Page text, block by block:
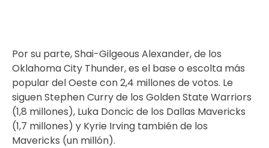
Por su parte, Shai-Gilgeous Alexander, de los
Oklahoma City Thunder, es el base o escolta más
popular del Oeste con 2,4 millones de votos. Le
siguen Stephen Curry de los Golden State Warriors
(1,8 millones), Luka Doncic de los Dallas Mavericks
(1,7 millones) y Kyrie Irving también de los
Mavericks (un millón).